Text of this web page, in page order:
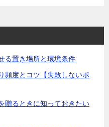
る置き場所と環境条件
頻度とコツ【失敗しないポ
贈るときに知っておきたい